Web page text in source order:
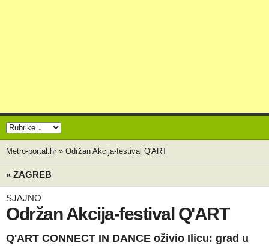
Metro-portal.hr » Održan Akcija-festival Q'ART
« ZAGREB
SJAJNO
Održan Akcija-festival Q'ART
Q'ART CONNECT IN DANCE oživio Ilicu: grad u